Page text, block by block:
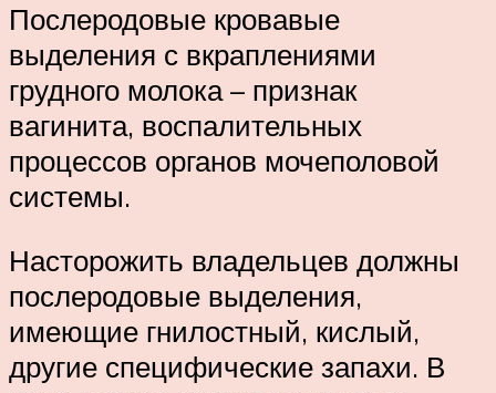
Послеродовые кровавые
выделения с вкраплениями
грудного молока – признак
вагинита, воспалительных
процессов органов мочеполовой
системы.
Насторожить владельцев должны
послеродовые выделения,
имеющие гнилостный, кислый,
другие специфические запахи. В